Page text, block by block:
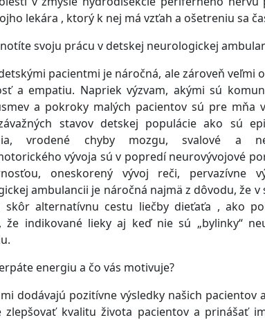
lekára , ktorý k nej má vzťah a ošetreniu sa
svoju prácu v detskej neurologickej
pacientmi je náročná, ale zároveň
a empatiu. Napriek výzvam, akými sú
a pokroky malých pacientov sú pre mňa
stavov detskej populácie ako sú
vrodené chyby mozgu, svalové a
vývoja sú v popredí neurovývojové
oneskorený vývoj reči, pervazívne
ambulancii je náročná najmä z dôvodu, že
skôr alternatívnu cestu liečby dieťaťa , ako
že indikované lieky aj keď nie sú „bylinky“
energiu a čo vás motivuje?
dodávajú pozitívne výsledky našich
zlepšovať kvalitu života pacientov a prinášať